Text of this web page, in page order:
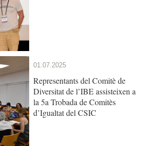
01.07.2025
Representants del Comitè de
Diversitat de l’IBE assisteixen a
la 5a Trobada de Comitès
d’Igualtat del CSIC